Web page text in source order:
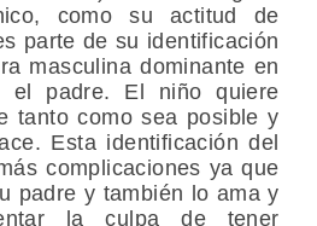
como su actitud de
parte de su identificación
masculina dominante en
el padre. El niño quiere
tanto como sea posible y
Esta identificación del
complicaciones ya que
padre y también lo ama y
la culpa de tener